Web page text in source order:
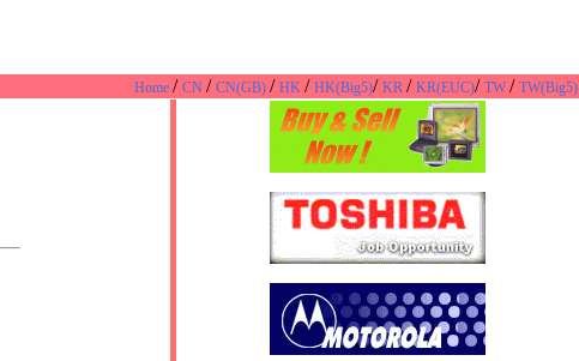
Home / CN / CN(GB) / HK / HK(Big5)/ KR / KR(EUC)/ TW / TW(Big5)